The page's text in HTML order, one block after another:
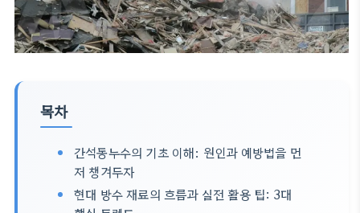
목차
간석동누수의 기초 이해: 원인과 예방법을 먼
저 챙겨두자
현대 방수 재료의 흐름과 실전 활용 팁: 3대